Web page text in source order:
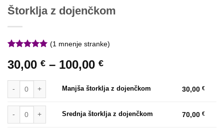
Štorklja z dojenčkom
5od 5 na
podlagi
ocene
stranke
(1 mnenje stranke)
30,00 € – 100,00 €Cenovni
od
do
Manjša štorklja z dojenčkom 30,00€
Srednja štorklja z dojenčkom 70,00€